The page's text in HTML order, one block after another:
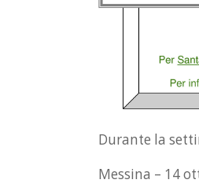
Durante la
Messina – 14